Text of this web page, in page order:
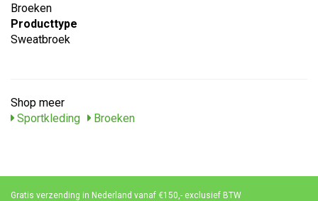
Broeken
Producttype
Sweatbroek
Shop meer
Sportkleding
Broeken
Gratis verzending in Nederland vanaf €150,- exclusief BTW